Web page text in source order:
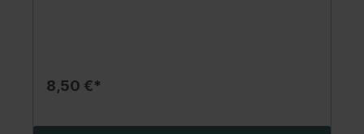
8,50 €*